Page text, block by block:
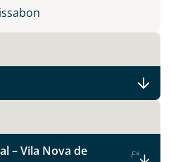
– Vila Nova de
F*